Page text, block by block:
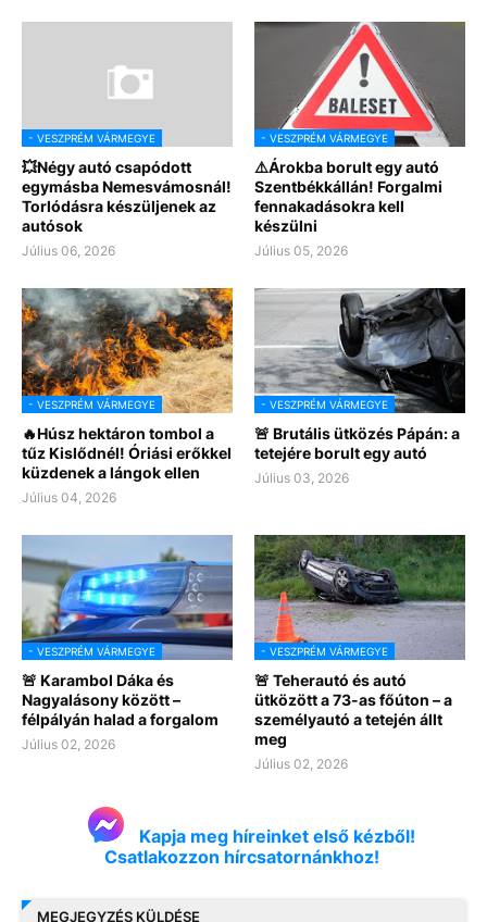
- VESZPRÉM VÁRMEGYE
💥Négy autó csapódott
egymásba Nemesvámosnál!
Torlódásra készüljenek az
autósok
Július 06, 2026
- VESZPRÉM VÁRMEGYE
⚠️Árokba borult egy autó
Szentbékkállán! Forgalmi
fennakadásokra kell
készülni
Július 05, 2026
- VESZPRÉM VÁRMEGYE
🔥Húsz hektáron tombol a
tűz Kislődnél! Óriási erőkkel
küzdenek a lángok ellen
Július 04, 2026
- VESZPRÉM VÁRMEGYE
🚨 Brutális ütközés Pápán: a
tetejére borult egy autó
Július 03, 2026
- VESZPRÉM VÁRMEGYE
🚨 Karambol Dáka és
Nagyalásony között –
félpályán halad a forgalom
Július 02, 2026
- VESZPRÉM VÁRMEGYE
🚨 Teherautó és autó
ütközött a 73-as főúton – a
személyautó a tetején állt
meg
Július 02, 2026
Kapja meg híreinket első kézből!
Csatlakozzon hírcsatornánkhoz!
MEGJEGYZÉS KÜLDÉSE